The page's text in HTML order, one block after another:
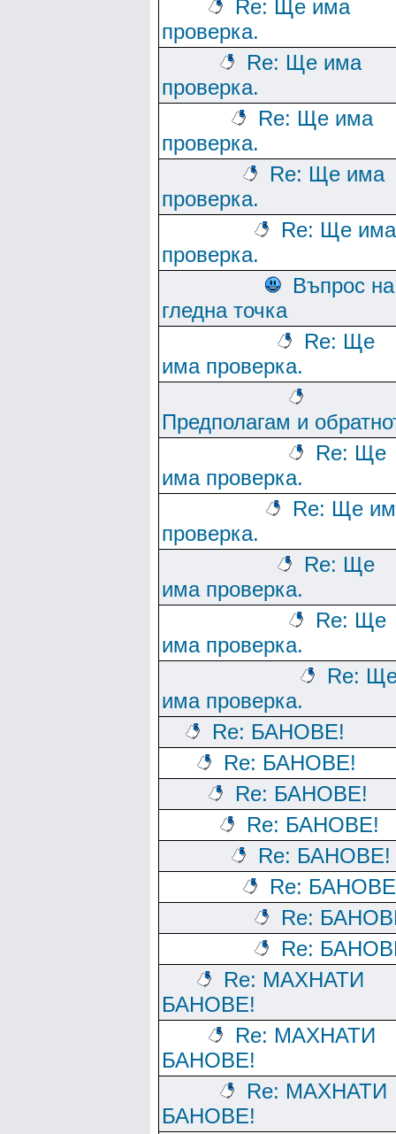
Re: Ще има
проверка.
Re: Ще има
проверка.
Re: Ще има
проверка.
Re: Ще има
проверка.
Re: Ще има
проверка.
Въпрос на
гледна точка
Re: Ще
има проверка.
Предполагам и
Re: Ще
има проверка.
Re: Ще
проверка.
Re: Ще
има проверка.
Re: Ще
има проверка.
Re:
има проверка.
Re: БАНОВЕ!
Re: БАНОВЕ!
Re: БАНОВЕ!
Re: БАНОВЕ!
Re: БАНОВЕ!
Re:
Re:
Re:
Re: МАХНАТИ
БАНОВЕ!
Re: МАХНАТИ
БАНОВЕ!
Re: МАХНАТИ
БАНОВЕ!